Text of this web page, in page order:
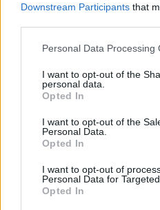
Downstream Participants that
Personal Data Processing
I want to opt-out of the
personal data.
Opted In
I want to opt-out of the
Personal Data.
Opted In
I want to opt-out of
Personal Data for
Opted In
Komentuoti po šiuo
Komentuoti gali tik
Prisijunkite prie
bendruomenės ir
Prisijungti